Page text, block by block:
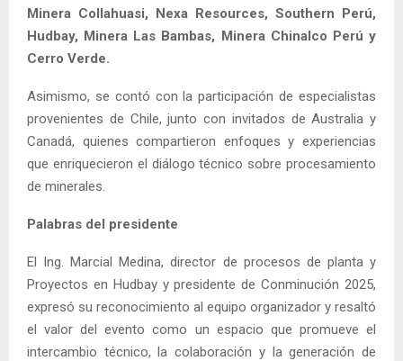
Minera Collahuasi, Nexa Resources, Southern Perú,
Hudbay, Minera Las Bambas, Minera Chinalco Perú y
Cerro Verde.
Asimismo, se contó con la participación de especialistas
provenientes de Chile, junto con invitados de Australia y
Canadá, quienes compartieron enfoques y experiencias
que enriquecieron el diálogo técnico sobre procesamiento
de minerales.
Palabras del presidente
El Ing. Marcial Medina, director de procesos de planta y
Proyectos en Hudbay y presidente de Conminución 2025,
expresó su reconocimiento al equipo organizador y resaltó
el valor del evento como un espacio que promueve el
intercambio técnico, la colaboración y la generación de